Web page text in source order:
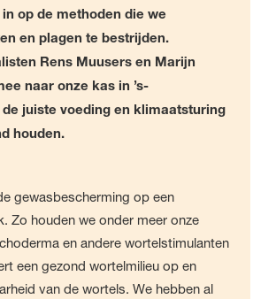
op de methoden die we
en plagen te bestrijden.
Rens Muusers en Marijn
naar onze kas in ’s-
juiste voeding en klimaatsturing
houden.
gewasbescherming op een
Zo houden we onder meer onze
en andere wortelstimulanten
een gezond wortelmilieu op en
van de wortels. We hebben al